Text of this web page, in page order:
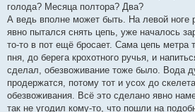
голода? Месяца полтора? Два?
А ведь вполне может быть. На левой ноге
явно пытался снять цепь, уже началось
то-то в пот ещё бросает. Сама цепь метра
пня, до берега крохотного ручья, и
сделал, обезвоживание тоже было. Вода
продержатся, потому тот и усох до
обезвоживания. Всё это сделано явно
так не угодил кому-то, что пошли на